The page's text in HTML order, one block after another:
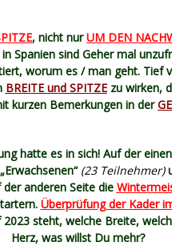
, nicht nurUM DEN
Spanien sind Geher mal
worum es / man geht. Tief
BREITE und SPITZEzu wirken,
kurzen Bemerkungen in der
hatte es in sich! Auf der
(23 Teilnehmer)
anderen Seite die
Überprüfung der Kader
steht, welche Breite,
Herz, was willst Du mehr?